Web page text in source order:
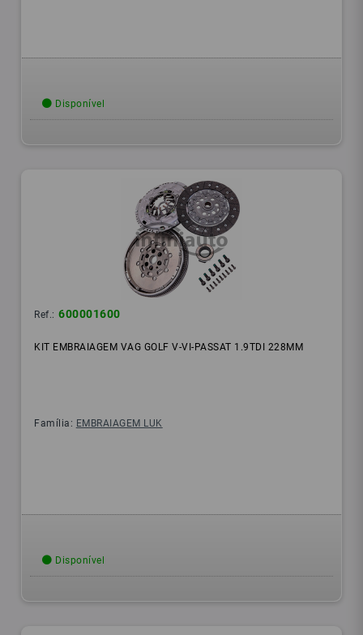
Disponível
Ref.: 600001600
KIT EMBRAIAGEM VAG GOLF V-VI-PASSAT 1.9TDI 228MM
Família: EMBRAIAGEM LUK
Disponível